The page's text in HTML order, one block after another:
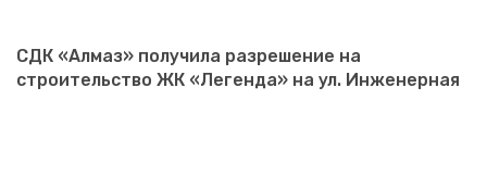
СДК «Алмаз» получила разрешение на
строительство ЖК «Легенда» на ул. Инженерная